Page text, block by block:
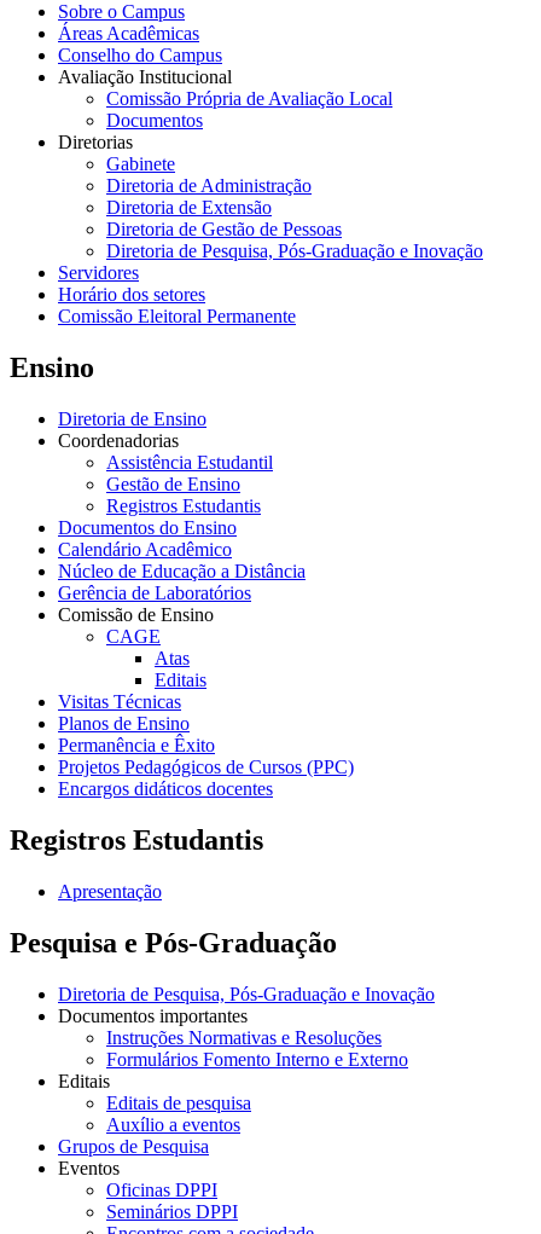
Sobre o Campus
Áreas Acadêmicas
Conselho do Campus
Avaliação Institucional
Comissão Própria de Avaliação Local
Documentos
Diretorias
Gabinete
Diretoria de Administração
Diretoria de Extensão
Diretoria de Gestão de Pessoas
Diretoria de Pesquisa, Pós-Graduação e Inovação
Servidores
Horário dos setores
Comissão Eleitoral Permanente
Ensino
Diretoria de Ensino
Coordenadorias
Assistência Estudantil
Gestão de Ensino
Registros Estudantis
Documentos do Ensino
Calendário Acadêmico
Núcleo de Educação a Distância
Gerência de Laboratórios
Comissão de Ensino
CAGE
Atas
Editais
Visitas Técnicas
Planos de Ensino
Permanência e Êxito
Projetos Pedagógicos de Cursos (PPC)
Encargos didáticos docentes
Registros Estudantis
Apresentação
Pesquisa e Pós-Graduação
Diretoria de Pesquisa, Pós-Graduação e Inovação
Documentos importantes
Instruções Normativas e Resoluções
Formulários Fomento Interno e Externo
Editais
Editais de pesquisa
Auxílio a eventos
Grupos de Pesquisa
Eventos
Oficinas DPPI
Seminários DPPI